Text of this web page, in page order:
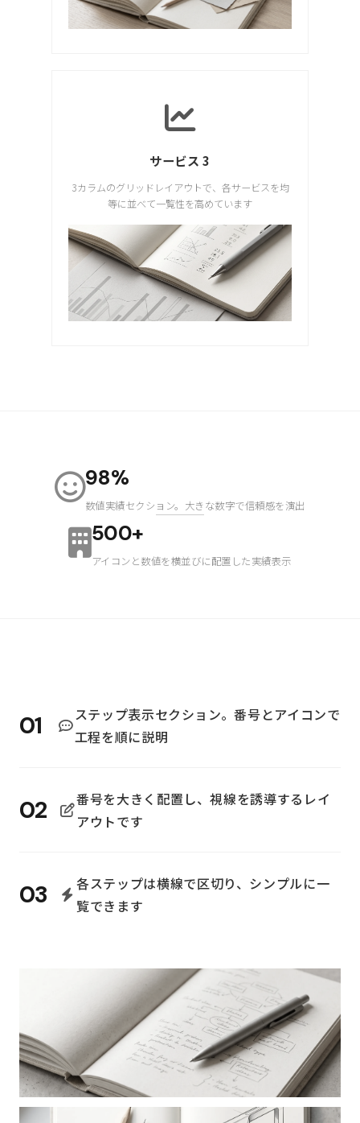
サービス 3
3カラムのグリッドレイアウトで、各サービスを均
等に並べて一覧性を高めています
98%
数値実績セクション。大きな数字で信頼感を演出
500+
アイコンと数値を横並びに配置した実績表示
01
ステップ表示セクション。番号とアイコンで
工程を順に説明
02
番号を大きく配置し、視線を誘導するレイ
アウトです
03
各ステップは横線で区切り、シンプルに一
覧できます